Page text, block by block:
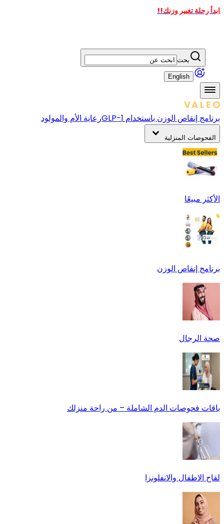
ابدأ رحلة تغيير وزنك!!
بحث
English
برنامج إنقاص الوزن باستخدام GLP-1 رعاية الأم والمولود
الفحوصات المنزلية
الأكثر مبيعًا
برنامج إنقاص الوزن
صحة الرجال
باقات فحوصات الدم الشاملة – من راحة منزلك
لقاح الاطفال والانفلونزا